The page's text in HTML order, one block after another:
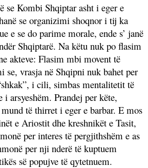
se Kombi Shqiptar asht i eger e
se organizimi shoqnor i tij ka
e se do parime morale, ende s’ janë
Shqiptarë. Na këtu nuk po flasim
akteve: Flasim mbi movent të
se, vrasja në Shqipni nuk bahet per
i cili, simbas mentalitetit të
arsyeshëm. Prandej per këte,
të thirret i eger e barbar. E mos
e Ariostit dhe kreshnikët e Tasit,
per interes të pergjithshëm e as
per nji nderë të kuptuem
së popujve të qytetnuem.